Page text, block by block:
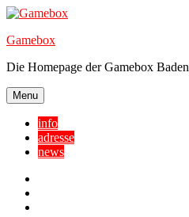
Skip
content
Gamebox
Die Homepage der Gamebox Baden
Menu
info
adresse
news